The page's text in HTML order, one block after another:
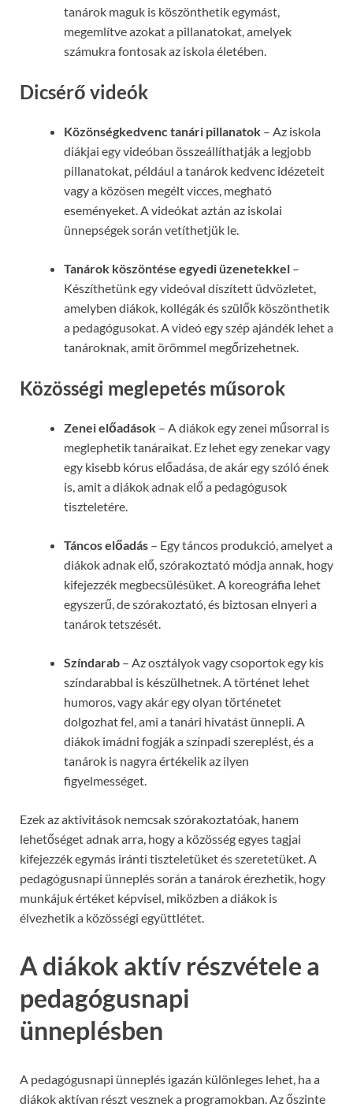
tanárok maguk is köszönthetik egymást,
megemlítve azokat a pillanatokat, amelyek
számukra fontosak az iskola életében.
Dicsérő videók
Közönségkedvenc tanári pillanatok – Az iskola
diákjai egy videóban összeállíthatják a legjobb
pillanatokat, például a tanárok kedvenc idézeteit
vagy a közösen megélt vicces, megható
eseményeket. A videókat aztán az iskolai
ünnepségek során vetíthetjük le.
Tanárok köszöntése egyedi üzenetekkel –
Készíthetünk egy videóval díszített üdvözletet,
amelyben diákok, kollégák és szülők köszönthetik
a pedagógusokat. A videó egy szép ajándék lehet a
tanároknak, amit örömmel megőrizehetnek.
Közösségi meglepetés műsorok
Zenei előadások – A diákok egy zenei műsorral is
meglephetik tanáraikat. Ez lehet egy zenekar vagy
egy kisebb kórus előadása, de akár egy szóló ének
is, amit a diákok adnak elő a pedagógusok
tiszteletére.
Táncos előadás – Egy táncos produkció, amelyet a
diákok adnak elő, szórakoztató módja annak, hogy
kifejezzék megbecsülésüket. A koreográfia lehet
egyszerű, de szórakoztató, és biztosan elnyeri a
tanárok tetszését.
Színdarab – Az osztályok vagy csoportok egy kis
színdarabbal is készülhetnek. A történet lehet
humoros, vagy akár egy olyan történetet
dolgozhat fel, ami a tanári hivatást ünnepli. A
diákok imádni fogják a színpadi szereplést, és a
tanárok is nagyra értékelik az ilyen
figyelmességet.
Ezek az aktivitások nemcsak szórakoztatóak, hanem
lehetőséget adnak arra, hogy a közösség egyes tagjai
kifejezzék egymás iránti tiszteletüket és szeretetüket. A
pedagógusnapi ünneplés során a tanárok érezhetik, hogy
munkájuk értéket képvisel, miközben a diákok is
élvezhetik a közösségi együttlétet.
A diákok aktív részvétele a
pedagógusnapi
ünneplésben
A pedagógusnapi ünneplés igazán különleges lehet, ha a
diákok aktívan részt vesznek a programokban. Az őszinte